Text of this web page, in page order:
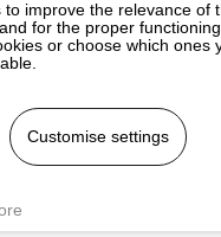
improve the relevance of
for the proper
or choose which ones
Customise settings